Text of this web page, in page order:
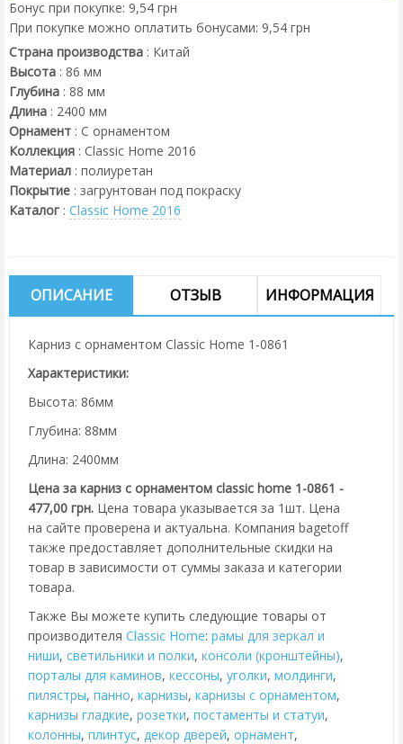
Бонус при покупке: 9,54 грн
При покупке можно оплатить бонусами: 9,54 грн
Страна производства : Китай
Высота : 86 мм
Глубина : 88 мм
Длина : 2400 мм
Орнамент : С орнаментом
Коллекция : Classic Home 2016
Материал : полиуретан
Покрытие : загрунтован под покраску
Каталог : Classic Home 2016
ОПИСАНИЕ ОТЗЫВ ИНФОРМАЦИЯ
Карниз с орнаментом Classic Home 1-0861
Характеристики:
Высота: 86мм
Глубина: 88мм
Длина: 2400мм
Цена за карниз с орнаментом classic home 1-0861 -
477,00 грн. Цена товара указывается за 1шт. Цена
на сайте проверена и актуальна. Компания bagetoff
также предоставляет дополнительные скидки на
товар в зависимости от суммы заказа и категории
товара.
Также Вы можете купить следующие товары от
производителя Classic Home: рамы для зеркал и
ниши, cветильники и полки, консоли (кронштейны),
порталы для каминов, кессоны, уголки, молдинги,
пилястры, панно, карнизы, карнизы с орнаментом,
карнизы гладкие, розетки, постаменты и статуи,
колонны, плинтус, декор дверей, орнамент,